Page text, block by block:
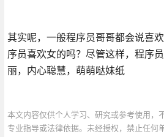
其实呢，一般程序员哥哥都会说喜
序员喜欢女的吗？尽管这样，程序
丽，内心聪慧，萌萌哒妹纸
本文内容仅供个人学习、研究或参考使用，
专业指导或法律依据。未经授权，禁止任何